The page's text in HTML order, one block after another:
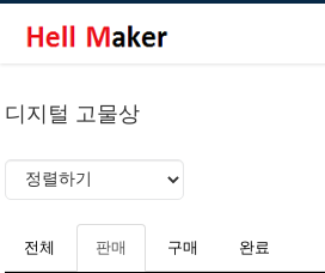
디지털 고물상
전체 판매 구매 완료